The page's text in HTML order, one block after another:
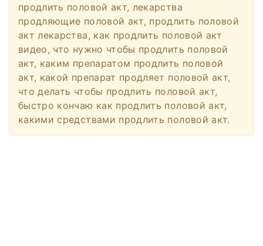
продлить половой акт, лекарства
продляющие половой акт, продлить половой
акт лекарства, как продлить половой акт
видео, что нужно чтобы продлить половой
акт, каким препаратом продлить половой
акт, какой препарат продляет половой акт,
что делать чтобы продлить половой акт,
быстро кончаю как продлить половой акт,
какими средствами продлить половой акт.